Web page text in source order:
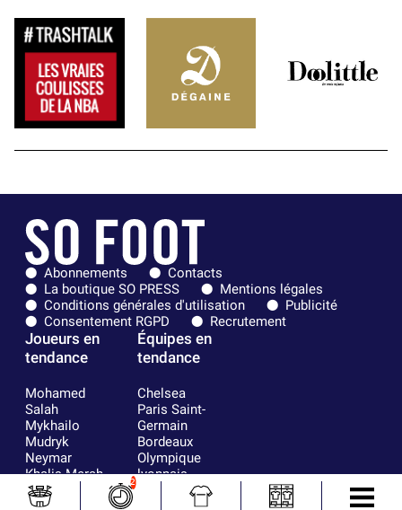
Abonnements
Contacts
La boutique SO PRESS
Mentions légales
Conditions générales d'utilisation
Publicité
Consentement RGPD
Recrutement
Joueurs en
tendance
Mohamed
Salah
Mykhailo
Mudryk
Neymar
Khalis Merah
Loïs Openda
Moussa
Équipes en
tendance
Chelsea
Paris Saint-
Germain
Bordeaux
Olympique
lyonnais
Real Madrid
2